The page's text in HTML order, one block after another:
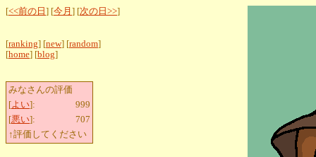
[<<前の日 ] [今月 ] [次の日>>]
[ranking] [new] [random]
[home] [blog]
みなさんの評価
[よい]:
999
[悪い]:
707
↑評価してください